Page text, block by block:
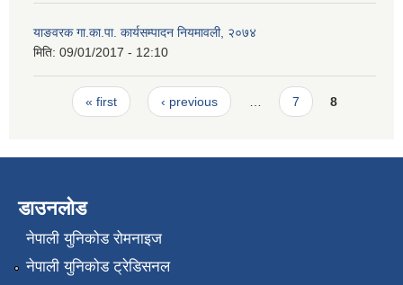
याङवरक गा.का.पा. कार्यसम्पादन नियमावली, २०७४
मिति: 09/01/2017 - 12:10
Pages
« first ‹ previous 7 8
डाउनलोड
नेपाली युनिकोड रोमनाइज
नेपाली युनिकोड ट्रेडिसनल